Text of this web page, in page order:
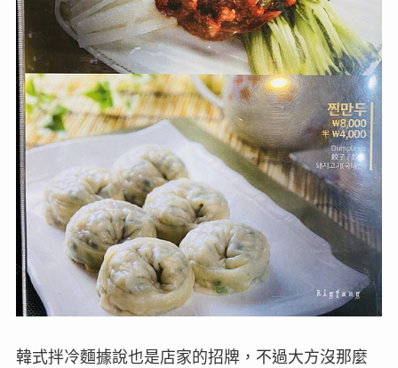
韓式拌冷麵據說也是店家的招牌，不過大方沒那麼